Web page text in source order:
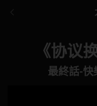
《协议
最終話-快